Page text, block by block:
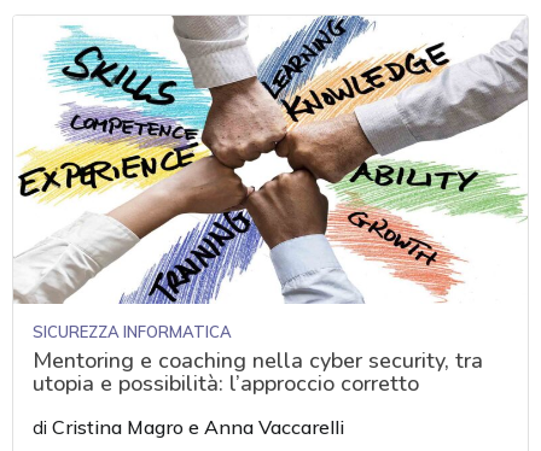
SICUREZZA INFORMATICA
Mentoring e coaching nella cyber security, tra
utopia e possibilità: l’approccio corretto
diCristina Magro eAnna Vaccarelli